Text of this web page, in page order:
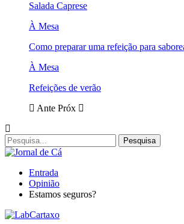
Salada Caprese
À Mesa
Como preparar uma refeição para
À Mesa
Refeições de verão
Ante Próx
Entrada
Opinião
Estamos seguros?